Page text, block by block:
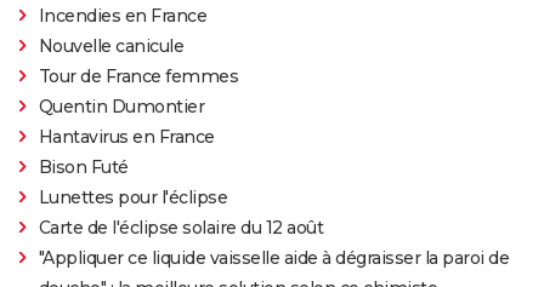
Incendies en France
Nouvelle canicule
Tour de France femmes
Quentin Dumontier
Hantavirus en France
Bison Futé
Lunettes pour l'éclipse
Carte de l'éclipse solaire du 12 août
"Appliquer ce liquide vaisselle aide à dégraisser la paroi de